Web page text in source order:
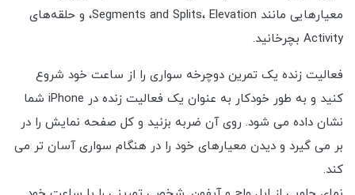
معیارهایی مانند Segments and Splits، Elevation، و حلقه‌های
Activity بچرخانید.
فعالیت زنده یک تمرین دوچرخه سواری را از ساعت خود شروع
کنید و به طور خودکار به عنوان یک فعالیت زنده در iPhone شما
نشان داده می شود. روی آن ضربه بزنید و کل صفحه نمایش را در
بر می گیرد و دیدن معیارهای خود را در هنگام سواری آسان تر می
کند.